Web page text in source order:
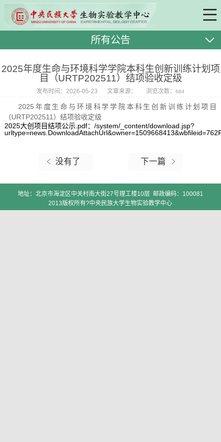
所有公告
2025年度生命与环境科学学院本科生创新训练计划项
目（URTP202511）结项验收定级
发布时间：2026-05-23 文章来源： 浏览次数：684
2025年度生命与环境科学学院本科生创新训练计划项目
（URTP202511）结项验收定级
2025大创项目结项公示.pdf：/system/_content/download.jsp?
没有了 下一篇
地址：北京市海淀区中关村南大街27号理工楼10层 邮政编码：100081
2013版权所有?中央民族大学生物实验教学中心